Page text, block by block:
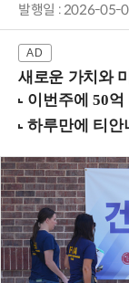
발행일 : 2026-05-
새로운 가치와 미래 업무